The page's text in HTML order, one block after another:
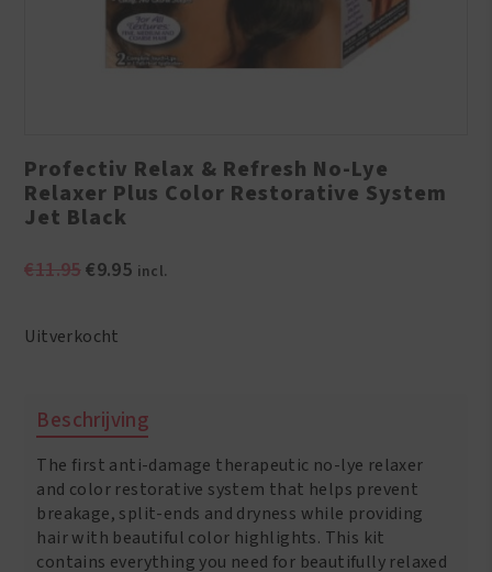
Profectiv Relax & Refresh No-Lye
Relaxer Plus Color Restorative System
Jet Black
€11.95Oorspronkelijke
€11.95.
€9.95Huidige
incl.
Uitverkocht
Beschrijving
The first anti-damage therapeutic no-lye relaxer
and color restorative system that helps prevent
breakage, split-ends and dryness while providing
hair with beautiful color highlights. This kit
contains everything you need for beautifully relaxed